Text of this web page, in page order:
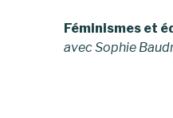
Féminismes et
avec Sophie